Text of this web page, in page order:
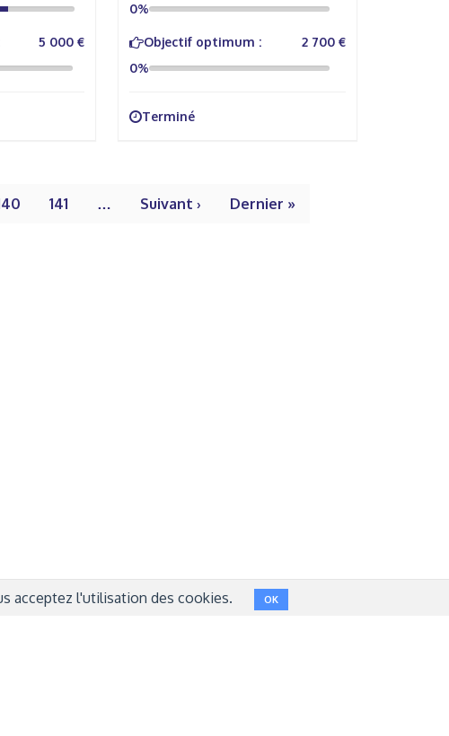
5 000 €
0%
Objectif optimum :
2 700 €
0%
Terminé
141 … Suivant › Dernier »
| acceptez l'utilisation des cookies. OK